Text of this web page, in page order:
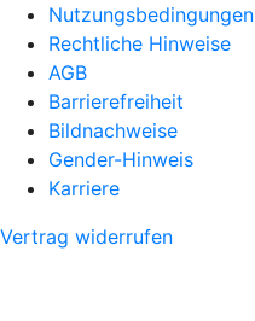
Nutzungsbedingungen
Rechtliche Hinweise
AGB
Barrierefreiheit
Bildnachweise
Gender-Hinweis
Karriere
Vertrag widerrufen